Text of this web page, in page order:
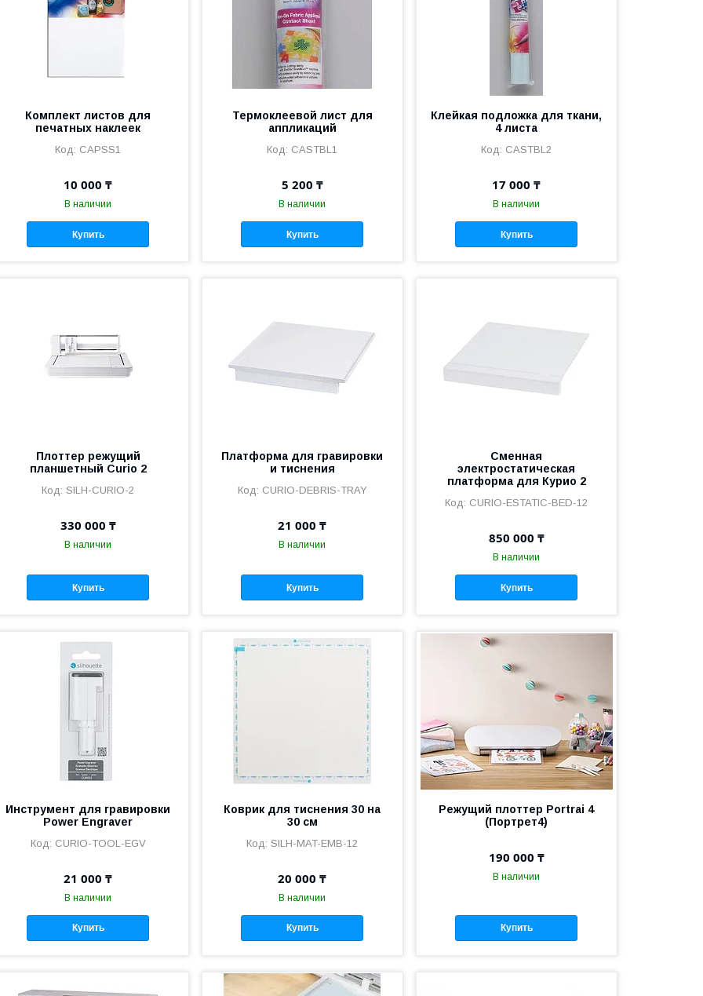
Комплект листов для
печатных наклеек
CAPSS1
10 000 ₸
В наличии
Купить
Термоклеевой лист для
аппликаций
CASTBL1
5 200 ₸
В наличии
Купить
Клейкая подложка для ткани,
4 листа
CASTBL2
17 000 ₸
В наличии
Купить
Плоттер режущий
планшетный Curio 2
SILH-CURIO-2
330 000 ₸
В наличии
Купить
Платформа для гравировки
и тиснения
CURIO-DEBRIS-TRAY
21 000 ₸
В наличии
Купить
Сменная
электростатическая
платформа для Курио 2
CURIO-ESTATIC-BED-12
850 000 ₸
В наличии
Купить
Инструмент для гравировки
Power Engraver
CURIO-TOOL-EGV
21 000 ₸
В наличии
Купить
Коврик для тиснения 30 на
30 см
SILH-MAT-EMB-12
20 000 ₸
В наличии
Купить
Режущий плоттер Portrai 4
(Портрет4)
190 000 ₸
В наличии
Купить